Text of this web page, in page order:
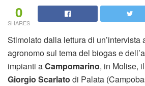
0
SHARES
Stimolato dalla lettura di un’intervista
agronomo sul tema del biogas e
impianti aCampomarino, in Molise,
Giorgio Scarlato di Palata